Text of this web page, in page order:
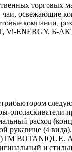
торговых
освежающие
компании,
Vi-ENERGY,
расход
(4 вида).
и